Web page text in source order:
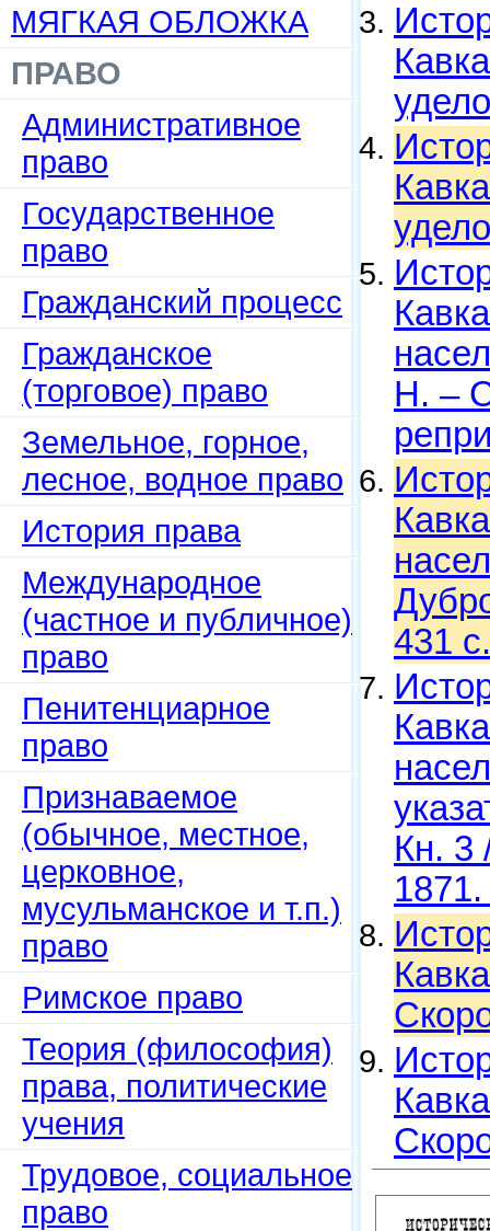
МЯГКАЯ ОБЛОЖКА
ПРАВО
Административное
право
Государственное
право
Гражданский процесс
Гражданское
(торговое) право
Земельное, горное,
лесное, водное право
История права
Международное
(частное и публичное)
право
Пенитенциарное
право
Признаваемое
(обычное, местное,
церковное,
мусульманское и т.п.)
право
Римское право
Теория (философия)
права, политические
учения
Трудовое, социальное
право
Н. –
431
Кн. 3